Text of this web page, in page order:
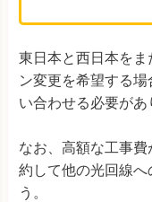
東日本と西日本を
ン変更を希望する場
い合わせる必要があ
なお、高額な工事
約して他の光回線へ
う。